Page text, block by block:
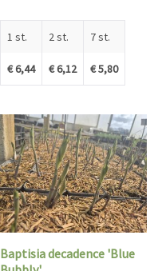
1 st.
€ 6,44
2 st.
€ 6,12
7 st.
€ 5,80
Baptisia decadence 'Blue